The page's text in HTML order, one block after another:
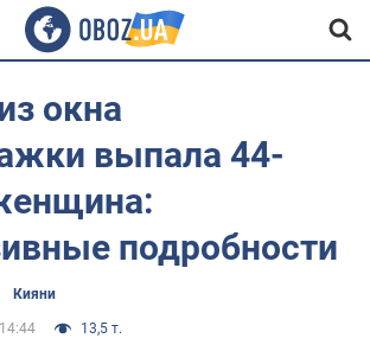
окна
выпала 44-
подробности
Кияни
13,5 т.